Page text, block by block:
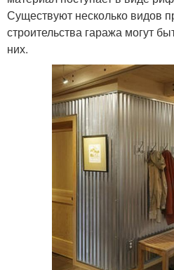
Существуют несколько видов
строительства гаража могут
них.